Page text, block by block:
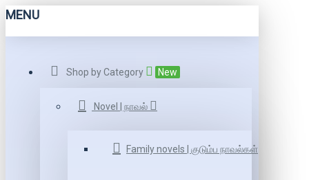
MENU
Shop by Category New
Novel | நாவல்
Family novels | குடும்ப நாவல்கள்